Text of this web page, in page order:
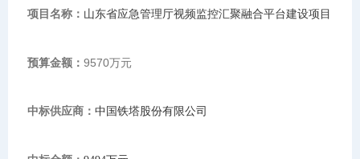
项目名称： 山东省应急管理厅视频监控汇聚融合平台建设项目
预算金额： 9570万元
中标供应商： 中国铁塔股份有限公司